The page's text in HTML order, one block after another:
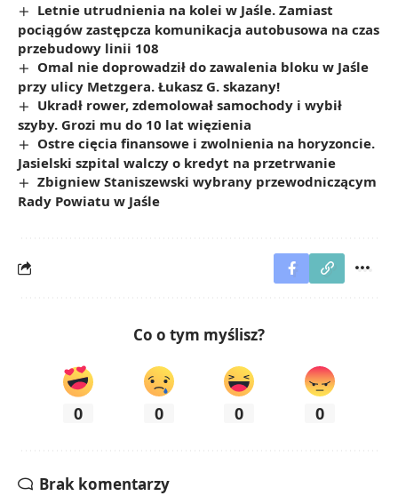
Letnie utrudnienia na kolei w Jaśle. Zamiast
pociągów zastępcza komunikacja autobusowa na czas
przebudowy linii 108
Omal nie doprowadził do zawalenia bloku w Jaśle
przy ulicy Metzgera. Łukasz G. skazany!
Ukradł rower, zdemolował samochody i wybił
szyby. Grozi mu do 10 lat więzienia
Ostre cięcia finansowe i zwolnienia na horyzoncie.
Jasielski szpital walczy o kredyt na przetrwanie
Zbigniew Staniszewski wybrany przewodniczącym
Rady Powiatu w Jaśle
Co o tym myślisz?
0 0 0 0
Brak komentarzy